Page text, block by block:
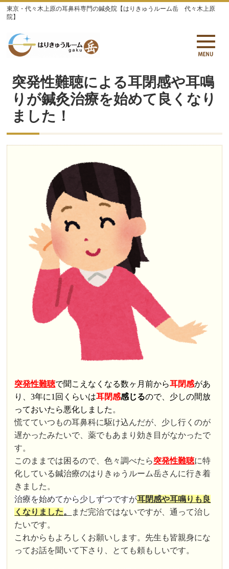
東京・代々木上原の耳鼻科専門の鍼灸院【はりきゅうルーム岳 代々木上原
院】
突発性難聴による耳閉感や耳鳴
りが鍼灸治療を始めて良くなり
ました！
突発性難聴で聞こえなくなる数ヶ月前から耳閉感があ
り、3年に1回くらいは耳閉感感じるので、少しの間放
っておいたら悪化しました 。
慌てていつもの耳鼻科に駆け込んだが、少し行くのが
遅かったみたいで、薬でもあまり効き目がなかったで
す。
このままでは困るので、色々調べたら突発性難聴に特
化している鍼治療のはりきゅうルーム岳さんに行き着
きました。
治療を始めてから少しずつですが耳閉感や耳鳴りも良
くなりました。
まだ完治ではないですが、通って治し
たいです。
これからもよろしくお願いします。先生も皆親身にな
ってお話を聞いて下さり、とても頼もしいです。